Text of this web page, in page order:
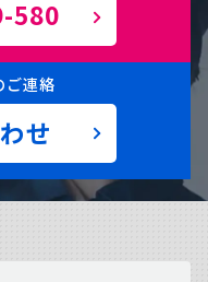
580
ご連絡
せ